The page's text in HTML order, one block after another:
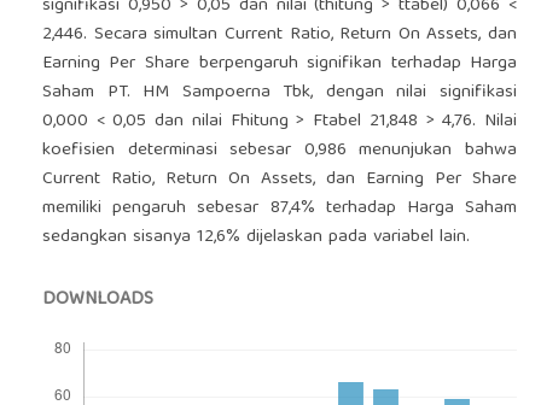
signifikasi 0,950 > 0,05 dan nilai (thitung > ttabel) 0,066 <
2,446. Secara simultan Current Ratio, Return On Assets, dan
Earning Per Share berpengaruh signifikan terhadap Harga
Saham PT. HM Sampoerna Tbk, dengan nilai signifikasi
0,000 < 0,05 dan nilai Fhitung > Ftabel 21,848 > 4,76. Nilai
koefisien determinasi sebesar 0,986 menunjukan bahwa
Current Ratio, Return On Assets, dan Earning Per Share
memiliki pengaruh sebesar 87,4% terhadap Harga Saham
sedangkan sisanya 12,6% dijelaskan pada variabel lain.
DOWNLOADS